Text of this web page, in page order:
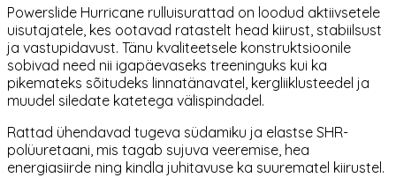
Powerslide Hurricane rulluisurattad on loodud aktiivsetele
uisutajatele, kes ootavad ratastelt head kiirust, stabiilsust
ja vastupidavust. Tänu kvaliteetsele konstruktsioonile
sobivad need nii igapäevaseks treeninguks kui ka
pikemateks sõitudeks linnatänavatel, kergliiklusteedel ja
muudel siledate katetega välispindadel.
Rattad ühendavad tugeva südamiku ja elastse SHR-
polüuretaani, mis tagab sujuva veeremise, hea
energiasiirde ning kindla juhitavuse ka suurematel kiirustel.